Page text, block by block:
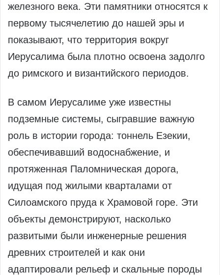
железного века. Эти памятники относятся к
первому тысячелетию до нашей эры и
показывают, что территория вокруг
Иерусалима была плотно освоена задолго
до римского и византийского периодов.
В самом Иерусалиме уже известны
подземные системы, сыгравшие важную
роль в истории города: тоннель Езекии,
обеспечивавший водоснабжение, и
протяженная Паломническая дорога,
идущая под жилыми кварталами от
Силоамского пруда к Храмовой горе. Эти
объекты демонстрируют, насколько
развитыми были инженерные решения
древних строителей и как они
адаптировали рельеф и скальные породы